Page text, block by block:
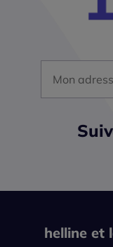
helline et